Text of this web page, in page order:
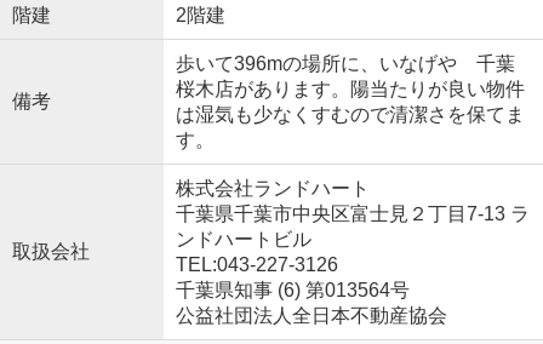
階建 2階建
備考
歩いて396mの場所に、いなげや 千葉
桜木店があります。陽当たりが良い物件
は湿気も少なくすむので清潔さを保てま
す。
取扱会社
株式会社ランドハート
千葉県千葉市中央区富士見２丁目7-13 ラ
ンドハートビル
TEL:043-227-3126
千葉県知事 (6) 第013564号
公益社団法人全日本不動産協会